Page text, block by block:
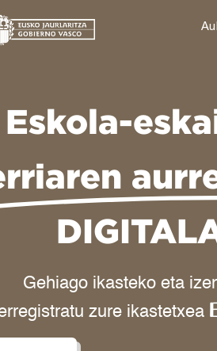
Eskola-
Gehiago ikasteko eta
zure ikastetxea